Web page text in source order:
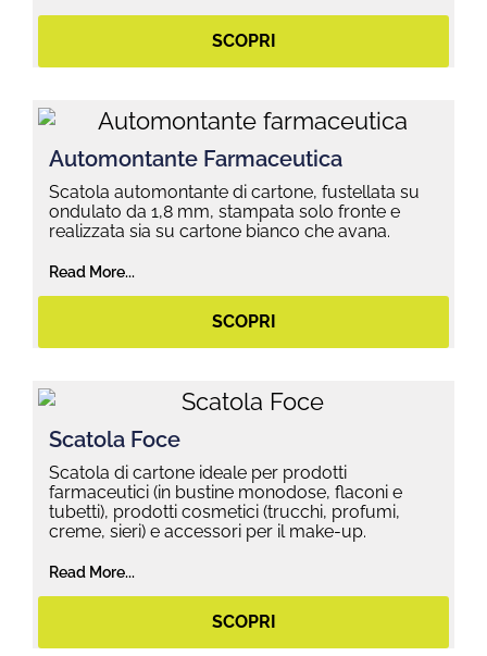
SCOPRI
Automontante Farmaceutica
Scatola automontante di cartone, fustellata su
ondulato da 1,8 mm, stampata solo fronte e
realizzata sia su cartone bianco che avana.
Read More...
SCOPRI
Scatola Foce
Scatola di cartone ideale per prodotti
farmaceutici (in bustine monodose, flaconi e
tubetti), prodotti cosmetici (trucchi, profumi,
creme, sieri) e accessori per il make-up.
Read More...
SCOPRI